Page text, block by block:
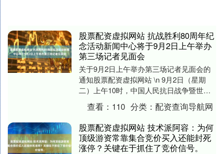
股票配资虚拟网站 抗战胜利80周年纪
念活动新闻中心将于9月2日上午举办
第三场记者见面会
关于9月2日上午举办第三场记者见面会的
通知股票配资虚拟网站 \n 9月2日（星期
二）上午10时，中国人民抗日战争暨世界
反法西斯战争胜利80周年纪念活动新闻中
心将....
查看： 110 分类：配资查询导航网
股票配资虚拟网站 技术派阿容：为何
顶级游资常靠集合竞价买入还能封死
涨停？关键在于抓住了竞价信号。